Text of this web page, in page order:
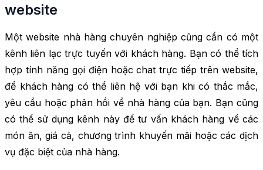
website
Một website nhà hàng chuyên nghiệp cũng cần có một
kênh liên lạc trực tuyến với khách hàng. Bạn có thể tích
hợp tính năng gọi điện hoặc chat trực tiếp trên website,
để khách hàng có thể liên hệ với bạn khi có thắc mắc,
yêu cầu hoặc phản hồi về nhà hàng của bạn. Bạn cũng
có thể sử dụng kênh này để tư vấn khách hàng về các
món ăn, giá cả, chương trình khuyến mãi hoặc các dịch
vụ đặc biệt của nhà hàng.